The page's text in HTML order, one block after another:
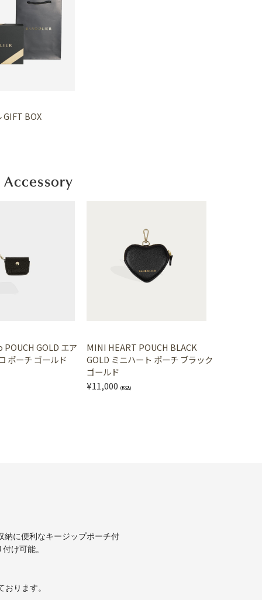
GIFT BOX
Accessory
GOLD エア
ポーチ ゴールド
MINI HEART POUCH BLACK
GOLD ミニハート ポーチ ブラック
ゴールド
¥11,000 (税込)
に便利なキージップポーチ付
け可能。
ります。